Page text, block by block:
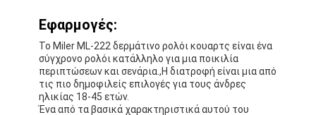
Εφαρμογές:
Το Miler ML-222 δερμάτινο ρολόι κουαρτς είναι ένα
σύγχρονο ρολόι κατάλληλο για μια ποικιλία
περιπτώσεων και σενάρια.,Η διατροφή είναι μια από
τις πιο δημοφιλείς επιλογές για τους άνδρες
ηλικίας 18-45 ετών.
Ένα από τα βασικά χαρακτηριστικά αυτού του